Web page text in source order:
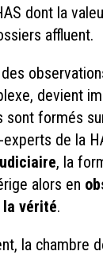
dont la
affluent.
devient
sont formés
de la
, la
alors en
vérité.
la chambre